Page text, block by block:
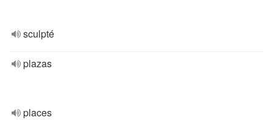
sculpté
plazas
places